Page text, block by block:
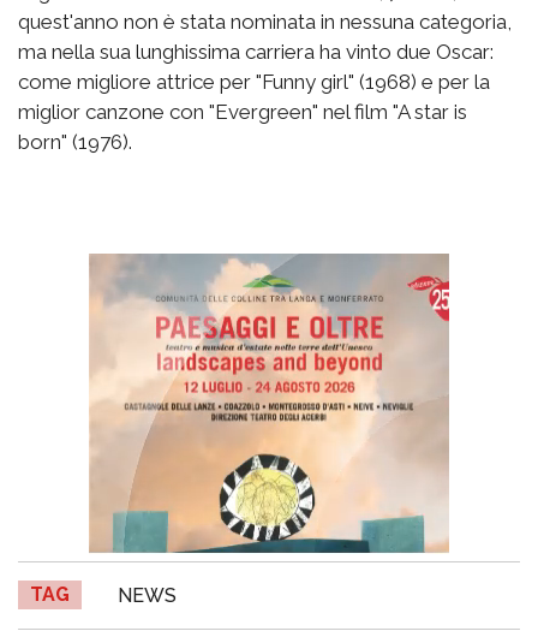
quest'anno non è stata nominata in nessuna categoria,
ma nella sua lunghissima carriera ha vinto due Oscar:
come migliore attrice per "Funny girl" (1968) e per la
miglior canzone con "Evergreen" nel film "A star is
born" (1976).
TAG NEWS